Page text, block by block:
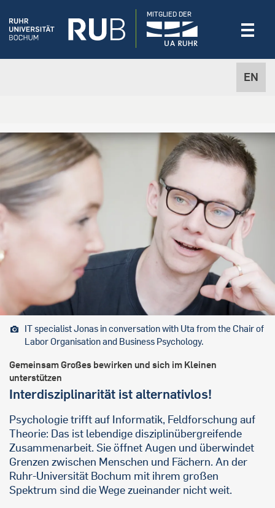
EN
MITGLIED DER
IT specialist Jonas in conversation with Uta from the Chair of
Labor Organisation and Business Psychology.
Gemeinsam Großes bewirken und sich im Kleinen
unterstützen
Interdisziplinarität ist alternativlos!
Psychologie trifft auf Informatik, Feldforschung auf
Theorie: Das ist lebendige disziplinübergreifende
Zusammenarbeit. Sie öffnet Augen und überwindet
Grenzen zwischen Menschen und Fächern. An der
Ruhr-Universität Bochum mit ihrem großen
Spektrum sind die Wege zueinander nicht weit.